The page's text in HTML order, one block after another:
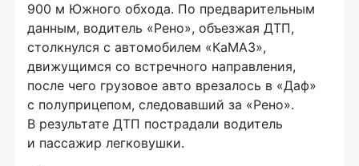
900 м Южного обхода. По предварительным
данным, водитель «Рено», объезжая ДТП,
столкнулся с автомобилем «КаМАЗ»,
движущимся со встречного направления,
после чего грузовое авто врезалось в «Даф»
с полуприцепом, следовавший за «Рено».
В результате ДТП пострадали водитель
и пассажир легковушки.